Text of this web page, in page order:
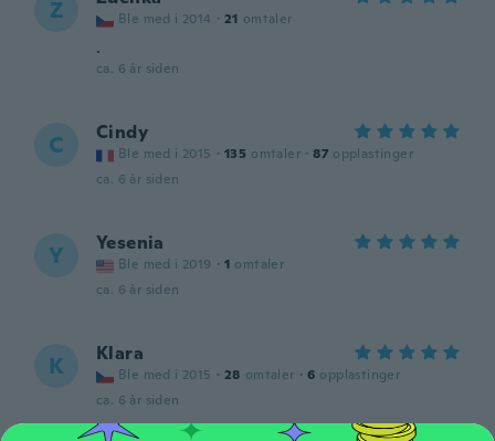
Z Ble med i 2014 · 21 omtaler
.
ca. 6 år siden
C Cindy
Ble med i 2015 · 135 omtaler · 87 opplastinger
ca. 6 år siden
Y Yesenia
Ble med i 2019 · 1 omtaler
ca. 6 år siden
K Klara
Ble med i 2015 · 28 omtaler · 6 opplastinger
ca. 6 år siden